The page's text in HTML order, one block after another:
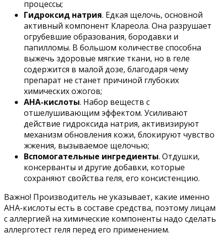
процессы;
Гидроксид натрия. Едкая щелочь, основной
активный компонент Клареола. Она разрушает
огрубевшие образования, бородавки и
папилломы. В большом количестве способна
выжечь здоровые мягкие ткани, но в геле
содержится в малой дозе, благодаря чему
препарат не станет причиной глубоких
химических ожогов;
АНА-кислоты. Набор веществ с
отшелушивающим эффектом. Усиливают
действие гидроксида натрия, активизируют
механизм обновления кожи, блокируют чувство
жжения, вызываемое щелочью;
Вспомогательные ингредиенты. Отдушки,
консерванты и другие добавки, которые
сохраняют свойства геля, его консистенцию.
Важно! Производитель не указывает, какие именно
АНА-кислоты есть в составе средства, поэтому лицам
с аллергией на химические компоненты надо сделать
аллерготест геля перед его применением.